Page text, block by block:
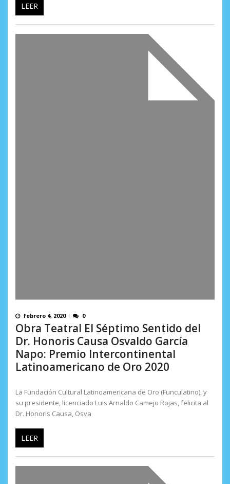
LEER
febrero 4, 2020 0
Obra Teatral El Séptimo Sentido del
Dr. Honoris Causa Osvaldo García
Napo: Premio Intercontinental
Latinoamericano de Oro 2020
La Fundación Cultural Latinoamericana de Oro (Funculatino), y
su presidente, licenciado Luis Arnaldo Camejo Rojas, felicita al
Dr. Honoris Causa, Osva
LEER